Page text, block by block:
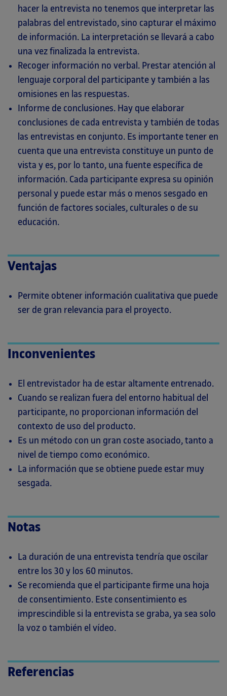
hacer la entrevista no tenemos que interpretar las
palabras del entrevistado, sino capturar el máximo
de información. La interpretación se llevará a cabo
una vez finalizada la entrevista.
Recoger información no verbal. Prestar atención al
lenguaje corporal del participante y también a las
omisiones en las respuestas.
Informe de conclusiones. Hay que elaborar
conclusiones de cada entrevista y también de todas
las entrevistas en conjunto. Es importante tener en
cuenta que una entrevista constituye un punto de
vista y es, por lo tanto, una fuente específica de
información. Cada participante expresa su opinión
personal y puede estar más o menos sesgado en
función de factores sociales, culturales o de su
educación.
Ventajas
Permite obtener información cualitativa que puede
ser de gran relevancia para el proyecto.
Inconvenientes
El entrevistador ha de estar altamente entrenado.
Cuando se realizan fuera del entorno habitual del
participante, no proporcionan información del
contexto de uso del producto.
Es un método con un gran coste asociado, tanto a
nivel de tiempo como económico.
La información que se obtiene puede estar muy
sesgada.
Notas
La duración de una entrevista tendría que oscilar
entre los 30 y los 60 minutos.
Se recomienda que el participante firme una hoja
de consentimiento. Este consentimiento es
imprescindible si la entrevista se graba, ya sea solo
la voz o también el vídeo.
Referencias